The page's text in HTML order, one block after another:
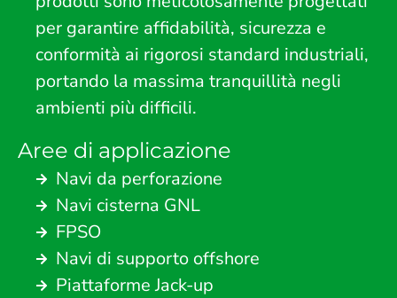
per garantire affidabilità, sicurezza e
conformità ai rigorosi standard industriali,
portando la massima tranquillità negli
ambienti più difficili.
Aree di applicazione
Navi da perforazione
Navi cisterna GNL
FPSO
Navi di supporto offshore
Piattaforme Jack-up